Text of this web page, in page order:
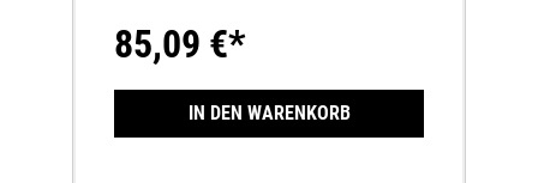
85,09 €*
IN DEN WARENKORB